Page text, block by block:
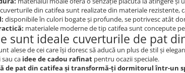
cuverturile din catifea sunt realizate din materiale rezistente,
disponibile în culori bogate și profunde, se potrivesc atât
materialele moderne de tip catifea sunt concepute
sunt ideale cuverturile de pat
alese de cei care își doresc să aducă un plus de stil și
ca idee de cadou rafinat pentru ocazii speciale.
de pat din catifea și transformă-ți dormitorul într-un